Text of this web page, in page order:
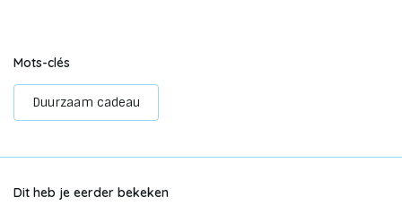
Mots-clés
Duurzaam cadeau
Dit heb je eerder bekeken